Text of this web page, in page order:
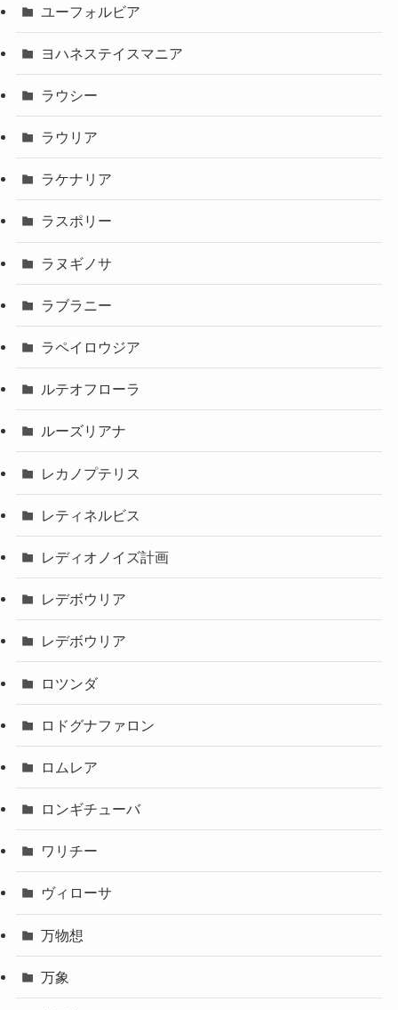
ユーフォルビア
ヨハネステイスマニア
ラウシー
ラウリア
ラケナリア
ラスポリー
ラヌギノサ
ラブラニー
ラペイロウジア
ルテオフローラ
ルーズリアナ
レカノプテリス
レティネルビス
レディオノイズ計画
レデボウリア
レデボウリア
ロツンダ
ロドグナファロン
ロムレア
ロンギチューバ
ワリチー
ヴィローサ
万物想
万象